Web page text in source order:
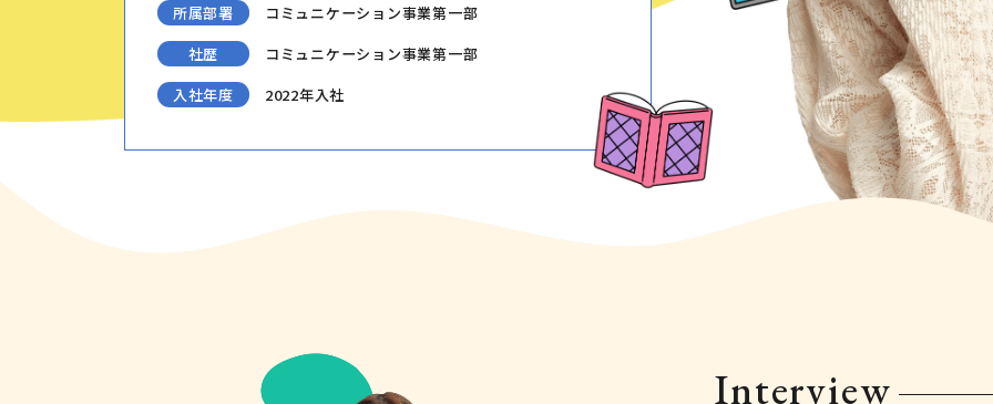
所属部署
コミュニケーション事業第一部
社歴
コミュニケーション事業第一部
入社年度
2022年入社
Interview